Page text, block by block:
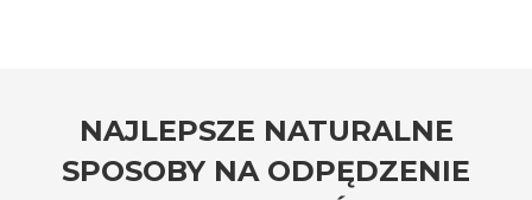
NAJLEPSZE NATURALNE
SPOSOBY NA ODPĘDZENIE